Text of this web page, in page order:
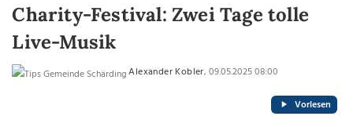
Charity-Festival: Zwei Tage tolle
Live-Musik
Alexander Kobler, 09.05.2025 08:00
Vorlesen